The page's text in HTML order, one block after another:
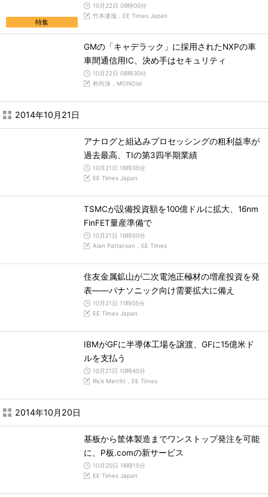
特集
10月22日 09時00分
竹本達哉，EE Times Japan
GMの「キャデラック」に採用されたNXPの車
車間通信用IC、決め手はセキュリティ
10月22日 08時30分
朴尚洙，MONOist
2014年10月21日
アナログと組込みプロセッシングの粗利益率が
過去最高、TIの第3四半期業績
10月21日 18時35分
EE Times Japan
TSMCが設備投資額を100億ドルに拡大、16nm
FinFET量産準備で
10月21日 16時50分
Alan Patterson，EE Times
住友金属鉱山が二次電池正極材の増産投資を発
表――パナソニック向け需要拡大に備え
10月21日 11時05分
EE Times Japan
IBMがGFに半導体工場を譲渡、GFに15億米ド
ルを支払う
10月21日 10時40分
Rick Merritt，EE Times
2014年10月20日
基板から筐体製造までワンストップ発注を可能
に、P板.comの新サービス
10月20日 16時15分
EE Times Japan